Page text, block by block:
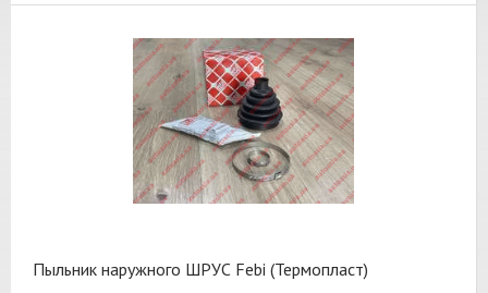
Пыльник наружного ШРУС Febi (Термопласт)